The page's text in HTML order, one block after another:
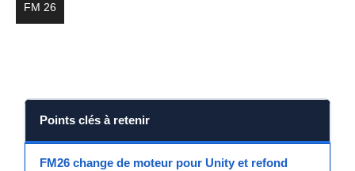
FM 26
Points clés à retenir
FM26 change de moteur pour Unity et refond